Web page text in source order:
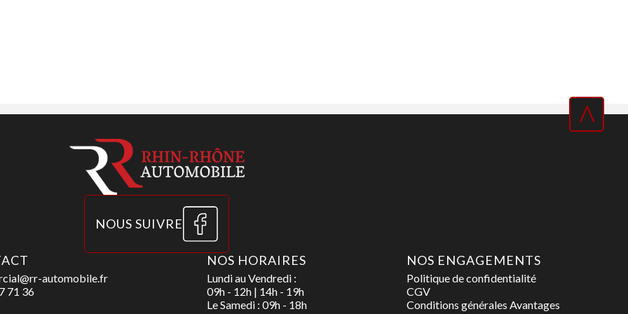
^
NOUS SUIVRE
automobile.fr
71 36
NOS HORAIRES
Lundi au Vendredi :
09h - 12h | 14h - 19h
Le Samedi : 09h - 18h
NOS ENGAGEMENTS
Politique de confidentialité
CGV
Conditions générales Avantages